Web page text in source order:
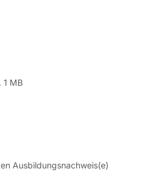
1 MB
Ausbildungsnachweis(e)